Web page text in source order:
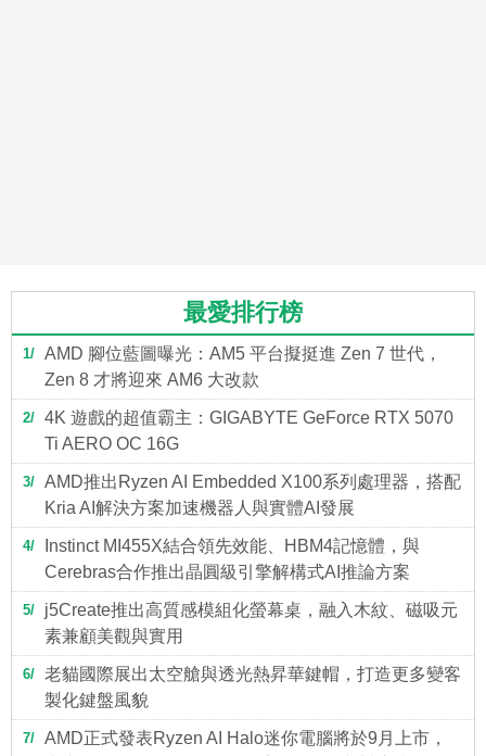
最愛排行榜
1
AMD 腳位藍圖曝光：AM5 平台擬挺進 Zen 7 世代，
Zen 8 才將迎來 AM6 大改款
2
4K 遊戲的超值霸主：GIGABYTE GeForce RTX 5070
Ti AERO OC 16G
3
AMD推出Ryzen AI Embedded X100系列處理器，搭配
Kria AI解決方案加速機器人與實體AI發展
4
Instinct MI455X結合領先效能、HBM4記憶體，與
Cerebras合作推出晶圓級引擎解構式AI推論方案
5
j5Create推出高質感模組化螢幕桌，融入木紋、磁吸元
素兼顧美觀與實用
6
老貓國際展出太空艙與透光熱昇華鍵帽，打造更多變客
製化鍵盤風貌
7
AMD正式發表Ryzen AI Halo迷你電腦將於9月上市，